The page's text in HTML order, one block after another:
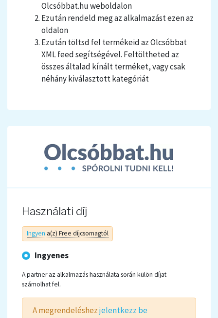
Olcsóbbat.hu weboldalon
Ezután rendeld meg az alkalmazást ezen az
oldalon
Ezután töltsd fel termékeid az Olcsóbbat
XML feed segítségével. Feltöltheted az
összes általad kínált terméket, vagy csak
néhány kiválasztott kategóriát
Használati díj
Ingyen a(z) Free díjcsomagtól
Ingyenes
A partner az alkalmazás használata során külön díjat
számolhat fel.
A megrendeléshezjelentkezz be